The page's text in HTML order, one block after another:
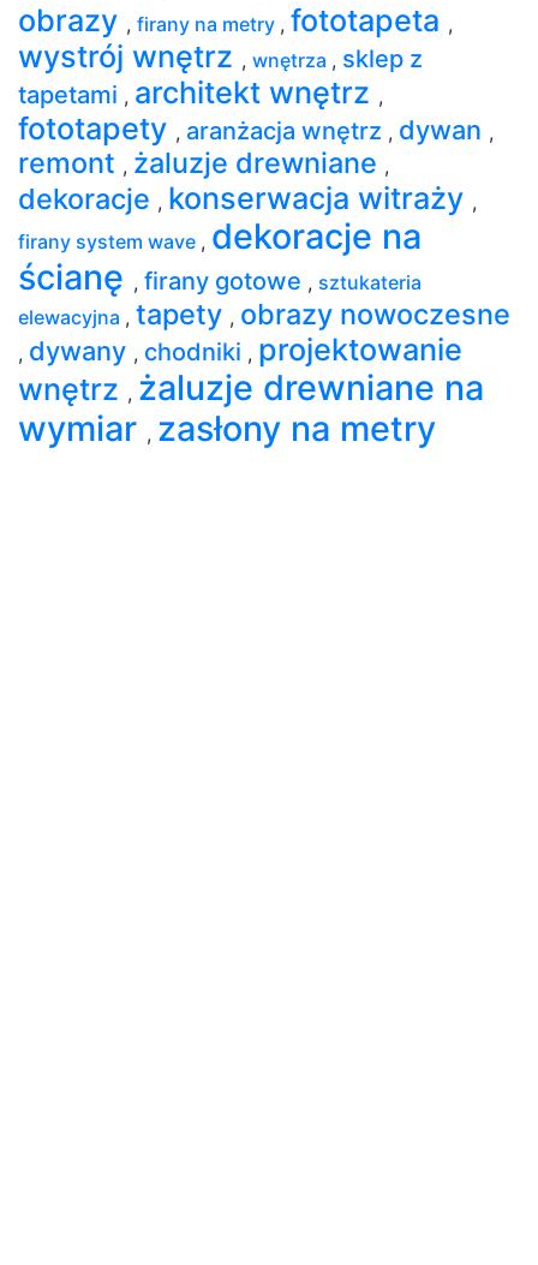
obrazy , firany na metry , fototapeta ,
wystrój wnętrz , wnętrza , sklep z
tapetami , architekt wnętrz ,
fototapety , aranżacja wnętrz , dywan ,
remont , żaluzje drewniane ,
dekoracje , konserwacja witraży ,
firany system wave , dekoracje na
ścianę , firany gotowe , sztukateria
elewacyjna , tapety , obrazy nowoczesne
, dywany , chodniki , projektowanie
wnętrz , żaluzje drewniane na
wymiar , zasłony na metry